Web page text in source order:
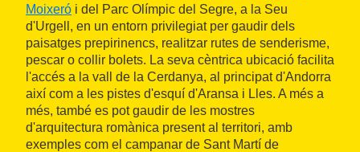
Moixeró i del Parc Olímpic del Segre, a la Seu
d'Urgell, en un entorn privilegiat per gaudir dels
paisatges prepirinencs, realitzar rutes de senderisme,
pescar o collir bolets. La seva cèntrica ubicació facilita
l'accés a la vall de la Cerdanya, al principat d'Andorra
així com a les pistes d'esquí d'Aransa i Lles. A més a
més, també es pot gaudir de les mostres
d'arquitectura romànica present al territori, amb
exemples com el campanar de Sant Martí de